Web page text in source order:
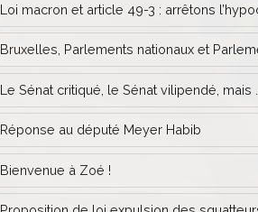
Loi macron et article 49-3 : arrêtons
Bruxelles, Parlements nationaux et
Le Sénat critiqué, le Sénat vilipendé, mais
Réponse au député Meyer Habib
Bienvenue à Zoé !